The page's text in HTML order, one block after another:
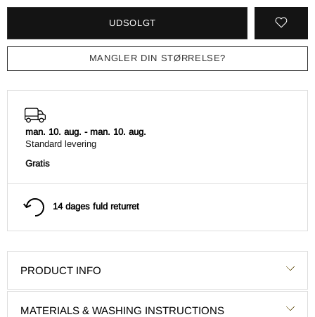
UDSOLGT
MANGLER DIN STØRRELSE?
man. 10. aug. - man. 10. aug.
Standard levering
Gratis
14 dages fuld returret
PRODUCT INFO
MATERIALS & WASHING INSTRUCTIONS